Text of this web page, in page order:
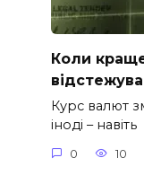
Коли
Курс валют
іноді – навіть
0 10